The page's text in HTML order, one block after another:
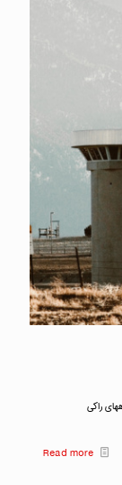
راکی
Read more